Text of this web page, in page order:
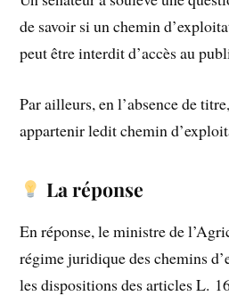
de savoir si un chemin
peut être interdit d’accès au
Par ailleurs, en l’absence de
appartenir ledit chemin
La réponse
En réponse, le ministre de
régime juridique des chemins
les dispositions des articles L.